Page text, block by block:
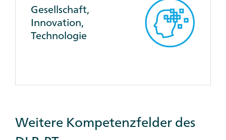
Gesellschaft,
Innovation,
Technologie
Additional
Links
Weitere Kompetenzfelder des